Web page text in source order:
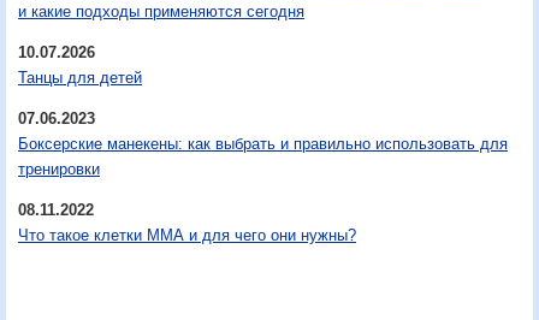
и какие подходы применяются сегодня
10.07.2026
Танцы для детей
07.06.2023
Боксерские манекены: как выбрать и правильно использовать для
тренировки
08.11.2022
Что такое клетки ММА и для чего они нужны?